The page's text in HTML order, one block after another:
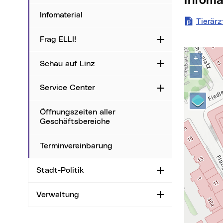
Infomaterial
Frag ELLI! Aufklappen
Schau auf Linz Aufklappen
Service Center Aufklappen
Öffnungszeiten aller
Geschäftsbereiche
Terminvereinbarung
Stadt-Politik Aufklappen
Verwaltung Aufklappen
Karte
+
−